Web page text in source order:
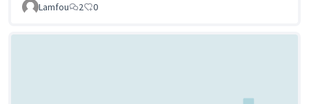
Lamfou 2 0